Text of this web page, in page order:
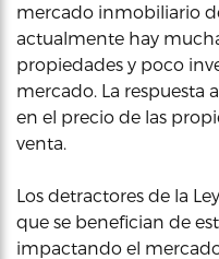
mercado inmobiliario
actualmente hay
propiedades y poco
mercado. La respuesta
en el precio de las
venta.
Los detractores de la
que se benefician de
impactando el